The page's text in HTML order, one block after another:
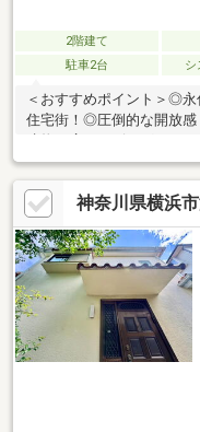
2階建て
駐車2台
シ
＜おすすめポイント＞◎
住宅街！◎圧倒的な開放感
建物は広いリビングルー
ス3台分付！3ナンバー車
みで即入居可能です。＜
岸」駅バス11分、「石川
②東急東横線直通みなと
各「本牧車庫前」停歩2分
へのバス便有
神奈川県横浜